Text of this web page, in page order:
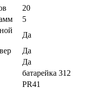
20
5
Да
Да
Да
батарейка 312
PR41